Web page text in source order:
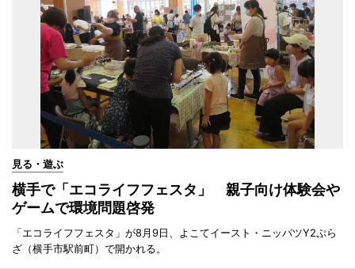
見る・遊ぶ
横手で「エコライフフェスタ」 親子向け体験会や
ゲームで環境問題啓発
「エコライフフェスタ」が8月9日、よこてイースト・ニッパツY2ぷら
ざ（横手市駅前町）で開かれる。